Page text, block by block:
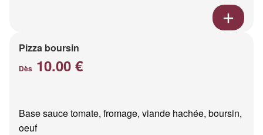
Pizza boursin
Dès 10.00 €
Base sauce tomate, fromage, viande hachée, boursin,
oeuf